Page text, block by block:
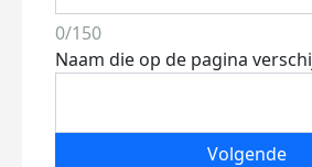
0/150
Naam die op de pagina
Volgende